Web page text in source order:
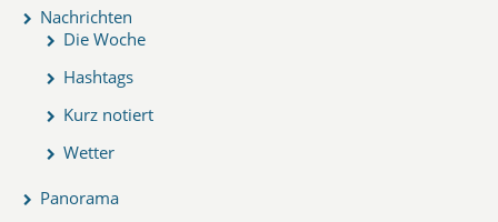
Nachrichten
Die Woche
Hashtags
Kurz notiert
Wetter
Panorama